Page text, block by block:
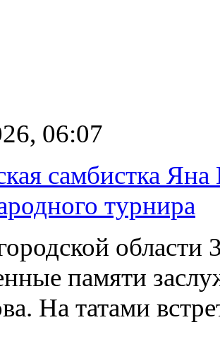
06:07
самбистка Яна
турнира
области
памяти
На татами